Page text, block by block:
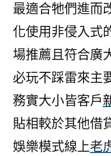
最適合牠們進而
化使用非侵入式
場推薦且符合廣
必玩不踩雷來主
務實大小皆客戶
貼相較於其他借
娛樂模式線上老